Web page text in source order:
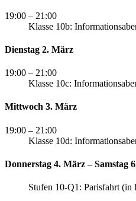
19:00 – 21:00
Klasse 10b:
Dienstag 2. März
19:00 – 21:00
Klasse 10c:
Mittwoch 3. März
19:00 – 21:00
Klasse 10d:
Donnerstag 4. März – Samstag
Stufen 10-Q1: Parisfahrt (in